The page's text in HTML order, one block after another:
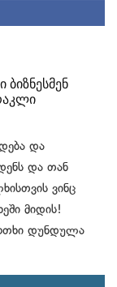
და
და თან
ვინც
მიდის!
დუნდულა